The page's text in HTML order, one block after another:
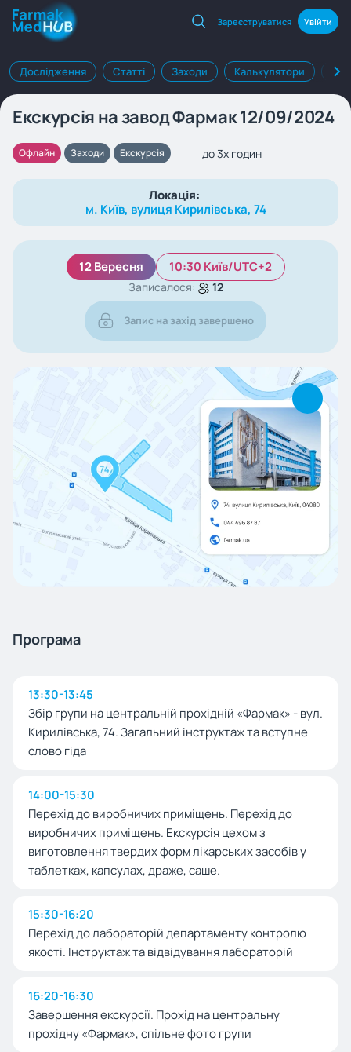
Зареєструватися Увійти
Дослідження Статті Заходи Калькулятори
Екскурсія на завод Фармак 12/09/2024
Офлайн Заходи Екскурсія до 3х годин
Локація:
м. Київ, вулиця Кирилівська, 74
12 Вересня 10:30 Київ/UTC+2
Записалося: 12
Запис на захід завершено
Програма
13:30-13:45
Збір групи на центральній прохідній «Фармак» - вул.
Кирилівська, 74. Загальний інструктаж та вступне
слово гіда
14:00-15:30
Перехід до виробничих приміщень. Перехід до
виробничих приміщень. Екскурсія цехом з
виготовлення твердих форм лікарських засобів у
таблетках, капсулах, драже, саше.
15:30-16:20
Перехід до лабораторій департаменту контролю
якості. Інструктаж та відвідування лабораторій
16:20-16:30
Завершення екскурсії. Прохід на центральну
прохідну «Фармак», спільне фото групи